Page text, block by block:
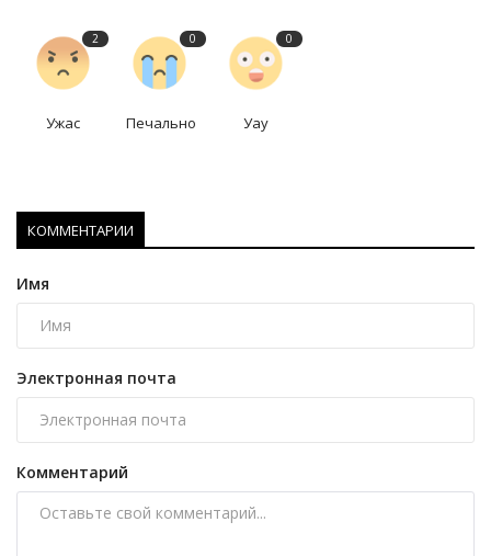
2
Ужас
0
Печально
0
Уау
КОММЕНТАРИИ
Имя
Электронная почта
Комментарий